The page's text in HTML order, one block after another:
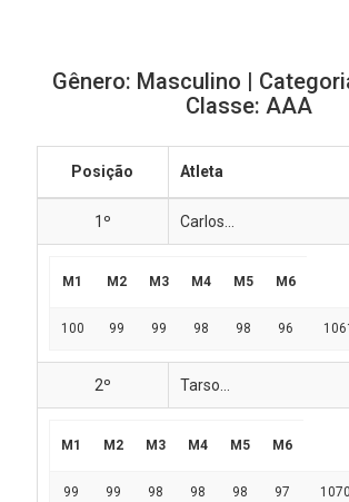
Gênero: Masculino |
Classe: AAA
Posição Atleta
1º Carlos...
M1 M2 M3 M4 M5 M6
100 99 99 98 98 96
2º Tarso...
M1 M2 M3 M4 M5 M6
99 99 98 98 98 97 1070